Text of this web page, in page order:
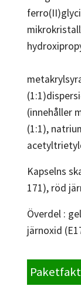
(innehåller
(1:1),
Kapselns
171), röd
Överdel :
järnoxid